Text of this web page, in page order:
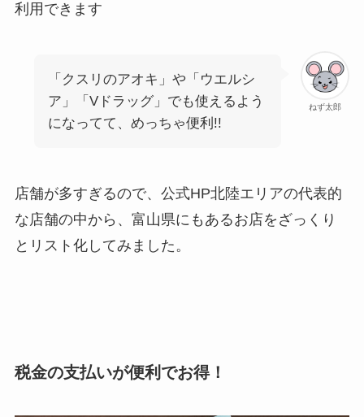
利用できます
ねず太郎
「クスリのアオキ」や「ウエルシ
ア」「Vドラッグ」でも使えるよう
になってて、めっちゃ便利!!
店舗が多すぎるので、公式HP北陸エリアの代表的
な店舗の中から、富山県にもあるお店をざっくり
とリスト化してみました。
税金の支払いが便利でお得！